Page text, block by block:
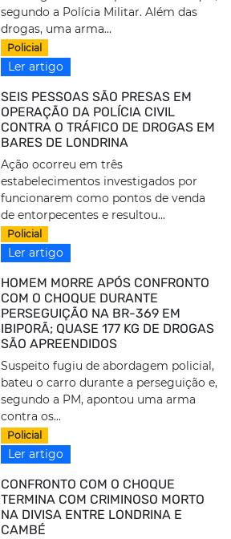
segundo a Polícia Militar. Além das
drogas, uma arma...
Policial
Ler artigo
SEIS PESSOAS SÃO PRESAS EM
OPERAÇÃO DA POLÍCIA CIVIL
CONTRA O TRÁFICO DE DROGAS EM
BARES DE LONDRINA
Ação ocorreu em três
estabelecimentos investigados por
funcionarem como pontos de venda
de entorpecentes e resultou...
Policial
Ler artigo
HOMEM MORRE APÓS CONFRONTO
COM O CHOQUE DURANTE
PERSEGUIÇÃO NA BR-369 EM
IBIPORÃ; QUASE 177 KG DE DROGAS
SÃO APREENDIDOS
Suspeito fugiu de abordagem policial,
bateu o carro durante a perseguição e,
segundo a PM, apontou uma arma
contra os...
Policial
Ler artigo
CONFRONTO COM O CHOQUE
TERMINA COM CRIMINOSO MORTO
NA DIVISA ENTRE LONDRINA E
CAMBÉ